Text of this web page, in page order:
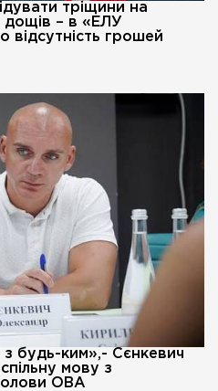
тріщини на
дощів – в «ЕЛУ
відсутність грошей
будь-ким»,- Сєнкевич
мову з
ОВА